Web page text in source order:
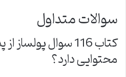
سوالات متداول
کتاب 116 سوال
محتوایی دارد؟